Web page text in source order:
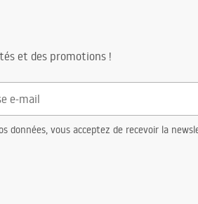
et des promotions !
données, vous acceptez de recevoir la